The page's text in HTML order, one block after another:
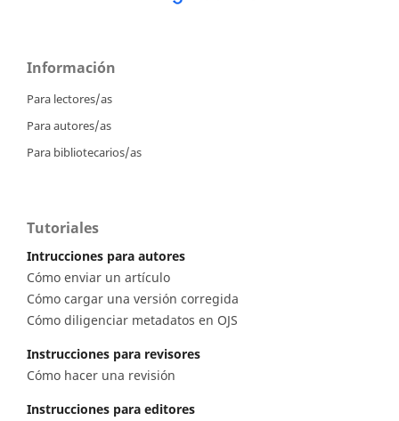
Información
Para lectores/as
Para autores/as
Para bibliotecarios/as
Tutoriales
Intrucciones para autores
Cómo enviar un artículo
Cómo cargar una versión corregida
Cómo diligenciar metadatos en OJS
Instrucciones para revisores
Cómo hacer una revisión
Instrucciones para editores